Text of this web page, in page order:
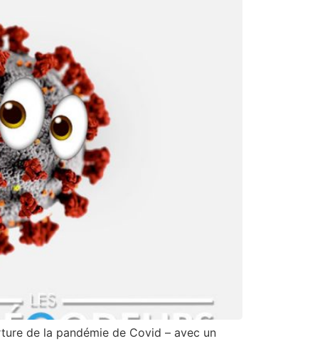
de la pandémie de Covid – avec un